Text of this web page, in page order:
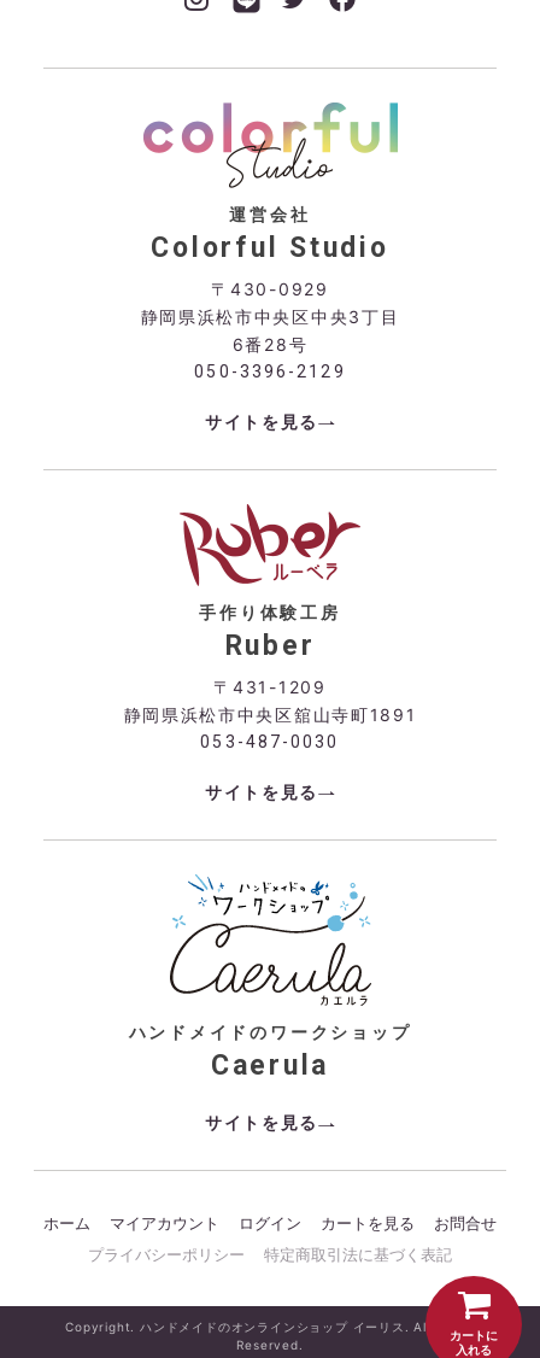
カートに
入れる
運営会社
Colorful Studio
〒430-0929
静岡県浜松市中央区中央3丁目
6番28号
050-3396-2129
サイトを見る
手作り体験工房
Ruber
〒431-1209
静岡県浜松市中央区舘山寺町1891
053-487-0030
サイトを見る
ハンドメイドのワークショップ
Caerula
サイトを見る
ホーム マイアカウント ログイン カートを見る
お問合せ
プライバシーポリシー
特定商取引法に基づく表記
Copyright. ハンドメイドのオンラインショップ イーリス. All Rights
Reserved.